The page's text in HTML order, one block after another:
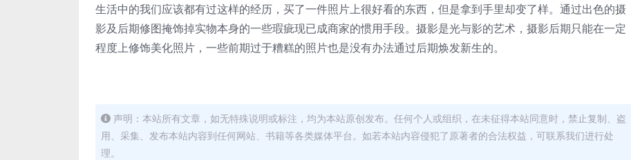
生活中的我们应该都有过这样的经历，买了一件照片上很好看的东西，但是拿到手里却变了样。通过出色的摄
影及后期修图掩饰掉实物本身的一些瑕疵现已成商家的惯用手段。摄影是光与影的艺术，摄影后期只能在一定
程度上修饰美化照片，一些前期过于糟糕的照片也是没有办法通过后期焕发新生的。
声明：本站所有文章，如无特殊说明或标注，均为本站原创发布。任何个人或组织，在未征得本站同意时，禁止复制、盗
用、采集、发布本站内容到任何网站、书籍等各类媒体平台。如若本站内容侵犯了原著者的合法权益，可联系我们进行处
理。